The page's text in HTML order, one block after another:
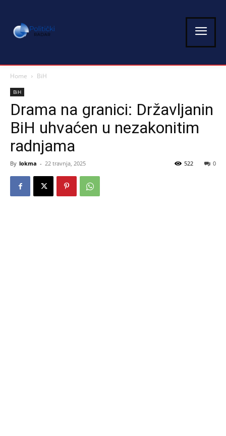
Home BiH
BiH
Drama na granici: Državljanin
BiH uhvaćen u nezakonitim
radnjama
By lokma - 22 travnja, 2025 0
522